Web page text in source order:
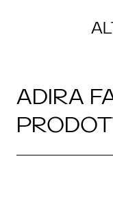
ADIRA